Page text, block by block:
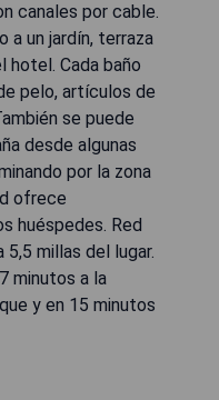
canales por cable.
a un jardín, terraza
hotel. Cada baño
pelo, artículos de
se puede
desde algunas
por la zona
ofrece
huéspedes. Red
millas del lugar.
minutos a la
y en 15 minutos